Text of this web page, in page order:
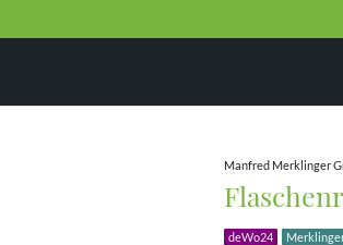
Manfred Merklinger
deWo24